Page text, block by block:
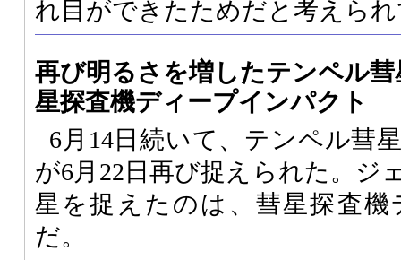
れ目ができたためだと考えら
再び明るさを増したテンペル
星探査機ディープインパクト
6月14日続いて、テンペル彗
が6月22日再び捉えられた。ジ
星を捉えたのは、彗星探査
だ。